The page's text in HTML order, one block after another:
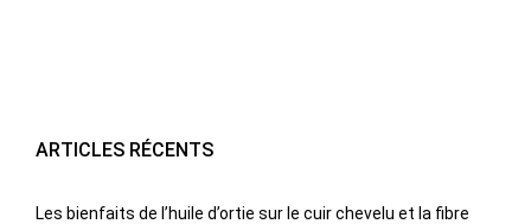
ARTICLES RÉCENTS
Les bienfaits de l’huile d’ortie sur le cuir chevelu et la fibre